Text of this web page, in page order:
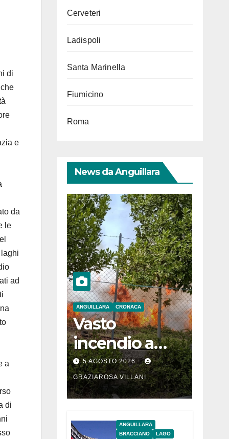
di
e
da
le
ad
a
di
Cerveteri
Ladispoli
Santa Marinella
Fiumicino
Roma
News da Anguillara
ANGUILLARA CRONACA
Vasto
incendio a
Martignano
5 AGOSTO 2026
GRAZIAROSA VILLANI
ANGUILLARA
BRACCIANO
LAGO